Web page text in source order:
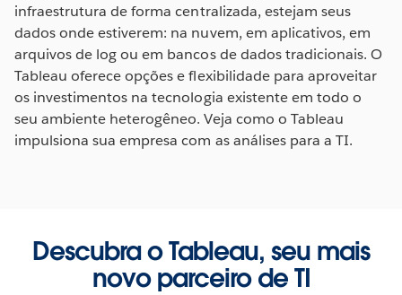
infraestrutura de forma centralizada, estejam seus
dados onde estiverem: na nuvem, em aplicativos, em
arquivos de log ou em bancos de dados tradicionais. O
Tableau oferece opções e flexibilidade para aproveitar
os investimentos na tecnologia existente em todo o
seu ambiente heterogêneo. Veja como o Tableau
impulsiona sua empresa com as análises para a TI.
Descubra o Tableau, seu mais
novo parceiro de TI